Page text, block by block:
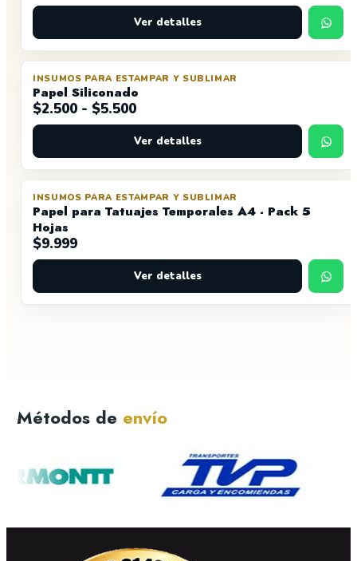
Ver detalles
INSUMOS PARA ESTAMPAR Y SUBLIMAR
Papel Siliconado
$2.500 - $5.500Rango
de
precios:
desde
hasta
$5.500
Ver detalles
NUEVO
INSUMOS PARA ESTAMPAR Y SUBLIMAR
Papel para Tatuajes Temporales A4 - Pack 5
Hojas
$9.999
Ver detalles
Métodos de envío